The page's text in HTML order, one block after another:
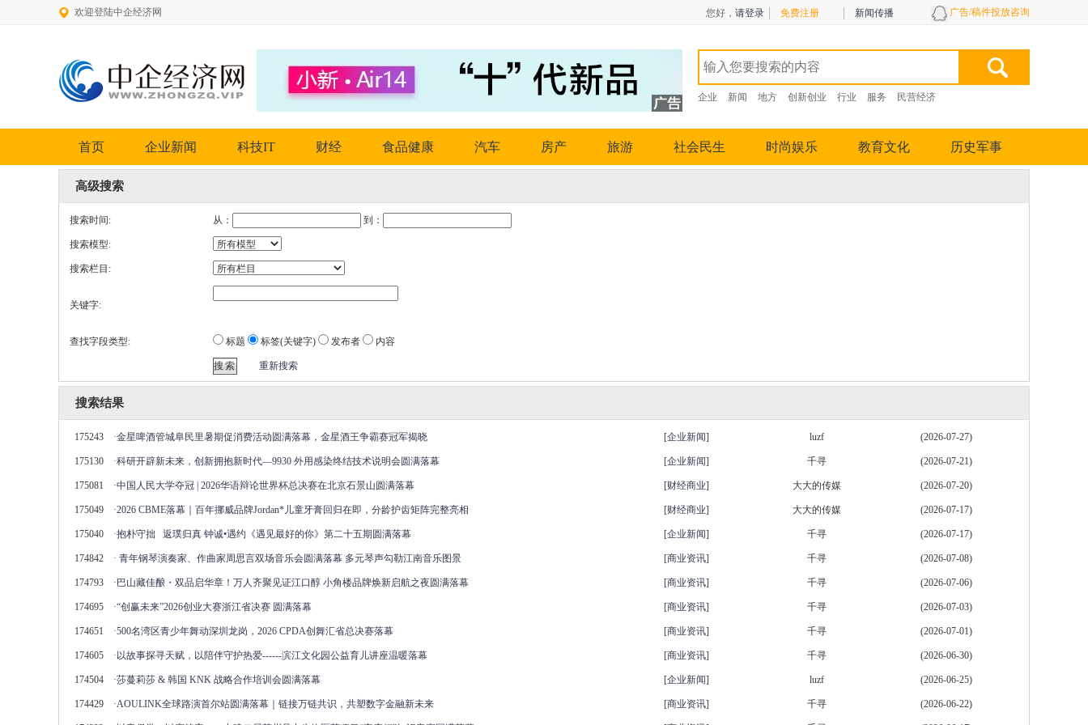
欢迎登陆中企经济网 您好， 请登录 免费注册 新闻传播 广告/稿件投放咨询
企业 新闻 地方 创新创业 行业 服务 民营经济
首页 企业新闻 科技IT 财经 食品健康 汽车 房产 旅游 社会民生 时尚娱乐 教育文化 历史军事
高级搜索
搜索时间: 从： 到：
搜索模型:
搜索栏目:
关键字:
查找字段类型: 标题 标签(关键字) 发布者 内容
重新搜索
搜索结果
175243 ·金星啤酒管城阜民里暑期促消费活动圆满落幕，金星酒王争霸赛冠军揭晓 [企业新闻] luzf (2026-07-27)
175130 ·科研开辟新未来，创新拥抱新时代—9930 外用感染终结技术说明会圆满落幕 [企业新闻] 千寻 (2026-07-21)
175081 ·中国人民大学夺冠 | 2026华语辩论世界杯总决赛在北京石景山圆满落幕 [财经商业] 大大的传媒 (2026-07-20)
175049 ·2026 CBME落幕｜百年挪威品牌Jordan*儿童牙膏回归在即，分龄护齿矩阵完整亮相 [财经商业] 大大的传媒 (2026-07-17)
175040 ·抱朴守拙 返璞归真 钟诚•遇约《遇见最好的你》第二十五期圆满落幕 [企业新闻] 千寻 (2026-07-17)
174842 · 青年钢琴演奏家、作曲家周思言双场音乐会圆满落幕 多元琴声勾勒江南音乐图景 [商业资讯] 千寻 (2026-07-08)
174793 · 巴山藏佳酿・双品启华章！万人齐聚见证江口醇 小角楼品牌焕新启航之夜圆满落幕 [商业资讯] 千寻 (2026-07-06)
174695 ·“创赢未来”2026创业大赛浙江省决赛 圆满落幕 [商业资讯] 千寻 (2026-07-03)
174651 ·500名湾区青少年舞动深圳龙岗，2026 CPDA创舞汇省总决赛落幕 [商业资讯] 千寻 (2026-07-01)
174605 · 以故事探寻天赋，以陪伴守护热爱------滨江文化园公益育儿讲座温暖落幕 [商业资讯] 千寻 (2026-06-30)
174504 ·莎蔓莉莎 & 韩国 KNK 战略合作培训会圆满落幕 [企业新闻] luzf (2026-06-25)
174429 ·AOULINK全球路演首尔站圆满落幕｜链接万链共识，共塑数字金融新未来 [商业资讯] 千寻 (2026-06-22)